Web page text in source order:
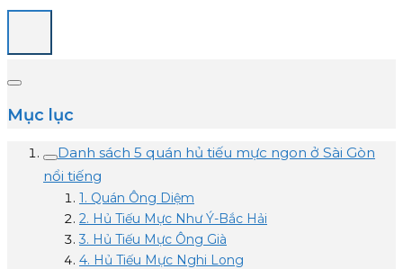
Mục lục
Danh sách 5 quán hủ tiếu mực ngon ở Sài Gòn
nổi tiếng
1. Quán Ông Diệm
2. Hủ Tiếu Mực Như Ý-Bắc Hải
3. Hủ Tiếu Mực Ông Già
4. Hủ Tiếu Mực Nghi Long